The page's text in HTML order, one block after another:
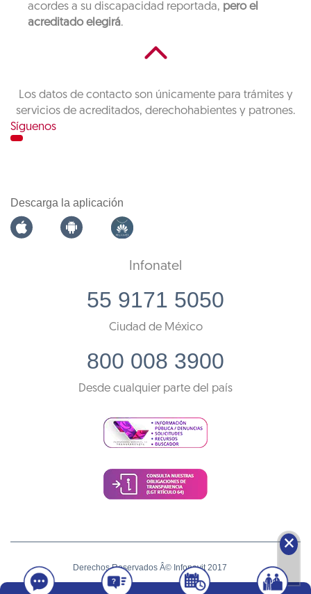
acordes a su discapacidad reportada, pero el
acreditado elegirá.
Los datos de contacto son únicamente para trámites y
servicios de acreditados, derechohabientes y patrones.
Síguenos
Descarga la aplicación
Infonatel
55 9171 5050
Ciudad de México
800 008 3900
Desde cualquier parte del país
Derechos Reservados Â© Infonavit 2017
🗙